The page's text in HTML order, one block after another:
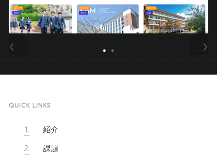
QUICK LINKS
紹介
課題